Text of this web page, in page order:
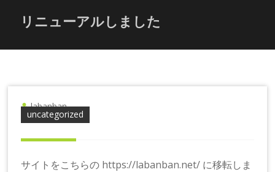
リニューアルしました
uncategorized
labanban
サイトをこちらの https://labanban.net/ に移転しま